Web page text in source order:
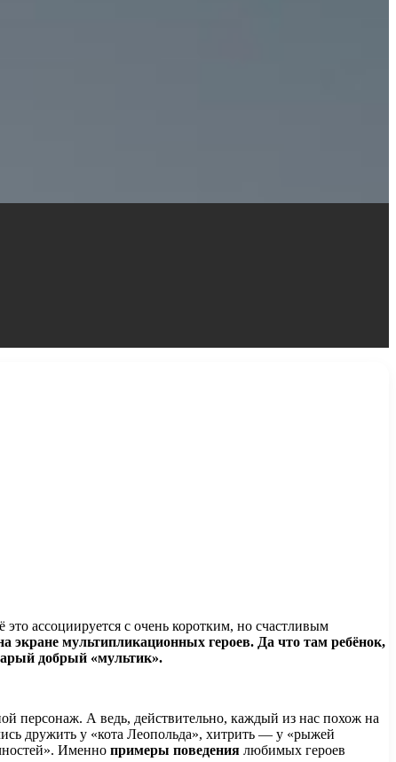
ассоциируется с очень коротким, но счастливым
экране мультипликационных героев. Да что там ребёнок,
добрый «мультик».
персонаж. А ведь, действительно, каждый из нас похож на
дружить у «кота Леопольда», хитрить — у «рыжей
Именно примеры поведения любимых героев